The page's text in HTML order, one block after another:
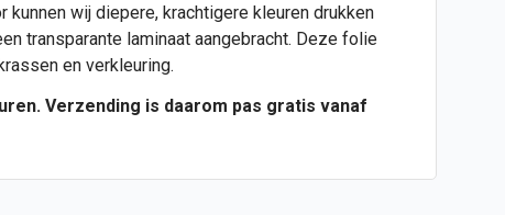
wij diepere, krachtigere kleuren drukken
transparante laminaat aangebracht. Deze folie
en verkleuring.
Verzending is daarom pas gratis vanaf